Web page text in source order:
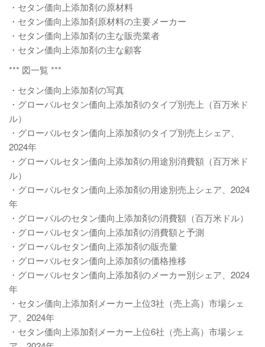
・セタン価向上添加剤の原材料
・セタン価向上添加剤原材料の主要メーカー
・セタン価向上添加剤の主な販売業者
・セタン価向上添加剤の主な顧客
*** 図一覧 ***
・セタン価向上添加剤の写真
・グローバルセタン価向上添加剤のタイプ別売上（百万米ド
ル）
・グローバルセタン価向上添加剤のタイプ別売上シェア、
2024年
・グローバルセタン価向上添加剤の用途別消費額（百万米ド
ル）
・グローバルセタン価向上添加剤の用途別売上シェア、2024
年
・グローバルのセタン価向上添加剤の消費額（百万米ドル）
・グローバルセタン価向上添加剤の消費額と予測
・グローバルセタン価向上添加剤の販売量
・グローバルセタン価向上添加剤の価格推移
・グローバルセタン価向上添加剤のメーカー別シェア、2024
年
・セタン価向上添加剤メーカー上位3社（売上高）市場シェ
ア、2024年
・セタン価向上添加剤メーカー上位6社（売上高）市場シェ